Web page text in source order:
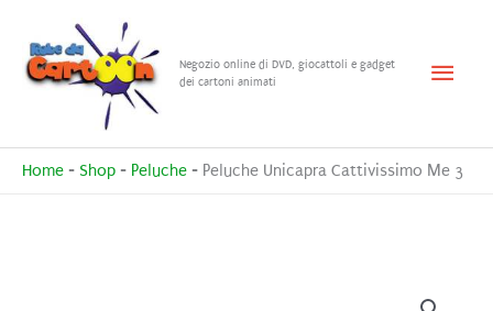
contenuto
Negozio online di DVD, giocattoli e gadget
dei cartoni animati
Menu
Home - Shop - Peluche - Peluche Unicapra Cattivissimo Me 3